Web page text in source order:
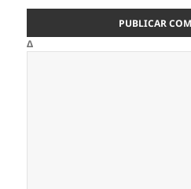
Δ